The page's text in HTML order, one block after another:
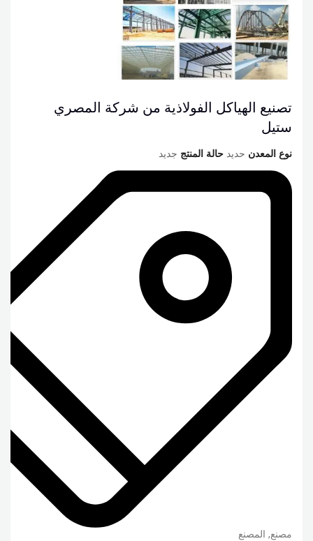
تصنيع الهياكل الفولاذية من شركة المصري
ستيل
نوع المعدن حديد حالة المنتج جديد
مصنع, المصنع